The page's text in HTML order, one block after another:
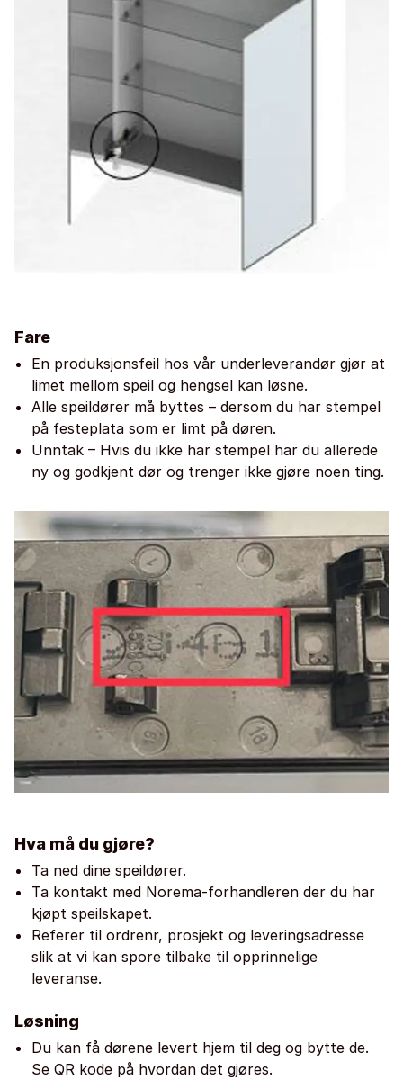
Fare
En produksjonsfeil hos vår underleverandør gjør at
limet mellom speil og hengsel kan løsne.
Alle speildører må byttes – dersom du har stempel
på festeplata som er limt på døren.
Unntak – Hvis du ikke har stempel har du allerede
ny og godkjent dør og trenger ikke gjøre noen ting.
Hva må du gjøre?
Ta ned dine speildører.
Ta kontakt med Norema-forhandleren der du har
kjøpt speilskapet.
Referer til ordrenr, prosjekt og leveringsadresse
slik at vi kan spore tilbake til opprinnelige
leveranse.
Løsning
Du kan få dørene levert hjem til deg og bytte de.
Se QR kode på hvordan det gjøres.